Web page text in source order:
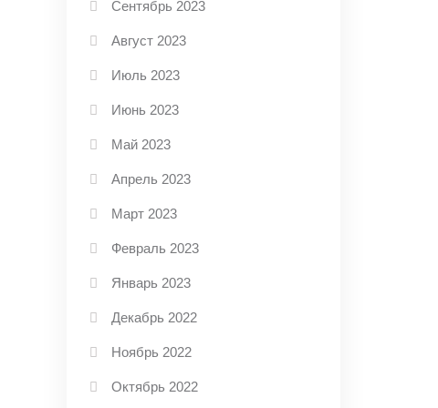
Сентябрь 2023
Август 2023
Июль 2023
Июнь 2023
Май 2023
Апрель 2023
Март 2023
Февраль 2023
Январь 2023
Декабрь 2022
Ноябрь 2022
Октябрь 2022